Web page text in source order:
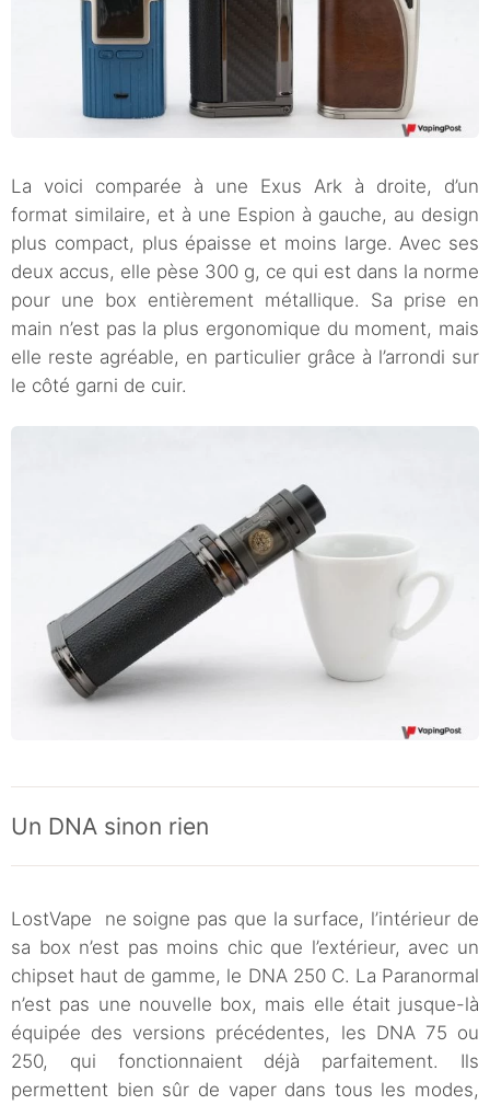
La voici comparée à une Exus Ark à droite, d’un
format similaire, et à une Espion à gauche, au design
plus compact, plus épaisse et moins large. Avec ses
deux accus, elle pèse 300 g, ce qui est dans la norme
pour une box entièrement métallique. Sa prise en
main n’est pas la plus ergonomique du moment, mais
elle reste agréable, en particulier grâce à l’arrondi sur
le côté garni de cuir.
Un DNA sinon rien
LostVape ne soigne pas que la surface, l’intérieur de
sa box n’est pas moins chic que l’extérieur, avec un
chipset haut de gamme, le DNA 250 C. La Paranormal
n’est pas une nouvelle box, mais elle était jusque-là
équipée des versions précédentes, les DNA 75 ou
250, qui fonctionnaient déjà parfaitement. Ils
permettent bien sûr de vaper dans tous les modes,